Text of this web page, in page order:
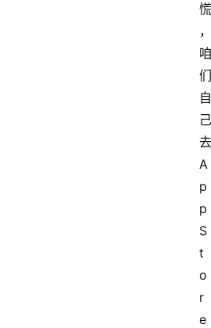
慌
，
咱
们
自
己
去
A
p
p
S
t
o
r
e